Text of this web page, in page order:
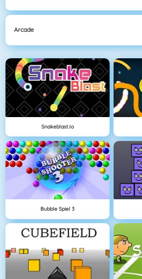
Arcade
Snakeblast.io
Bubble Spiel 3